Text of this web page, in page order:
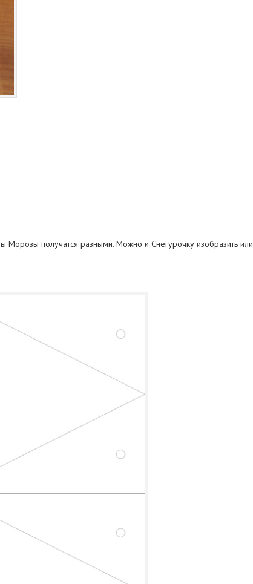
получатся разными. Можно и Снегурочку изобразить или